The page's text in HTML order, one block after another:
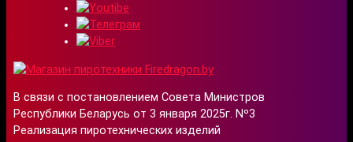
В связи с постановлением Совета Министров
Республики Беларусь от 3 января 2025г. Nº3
Реализация пиротехнических изделий